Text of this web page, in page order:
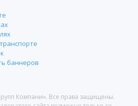
баннеров
Компани». Все права защищены.